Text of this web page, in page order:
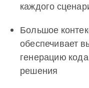
каждого
Большое
обеспечивает
генерацию
решения